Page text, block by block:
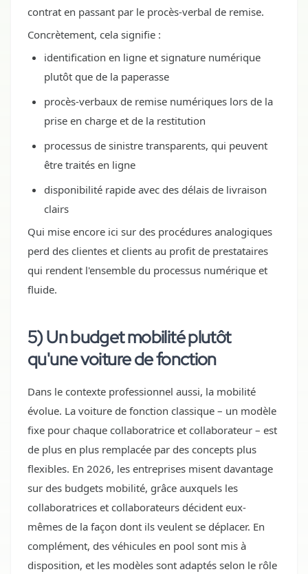
contrat en passant par le procès-verbal de remise.
Concrètement, cela signifie :
identification en ligne et signature numérique
plutôt que de la paperasse
procès-verbaux de remise numériques lors de la
prise en charge et de la restitution
processus de sinistre transparents, qui peuvent
être traités en ligne
disponibilité rapide avec des délais de livraison
clairs
Qui mise encore ici sur des procédures analogiques
perd des clientes et clients au profit de prestataires
qui rendent l'ensemble du processus numérique et
fluide.
5) Un budget mobilité plutôt
qu'une voiture de fonction
Dans le contexte professionnel aussi, la mobilité
évolue. La voiture de fonction classique – un modèle
fixe pour chaque collaboratrice et collaborateur – est
de plus en plus remplacée par des concepts plus
flexibles. En 2026, les entreprises misent davantage
sur des budgets mobilité, grâce auxquels les
collaboratrices et collaborateurs décident eux-
mêmes de la façon dont ils veulent se déplacer. En
complément, des véhicules en pool sont mis à
disposition, et les modèles sont adaptés selon le rôle